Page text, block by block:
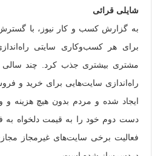
شایلی قرائی
به گزارش کسب و کار نیوز، با گسترش
برای هر کسب‌وکاری سایتی
مشتری بیشتری جذب کرد. چند
راه‌اندازی سایت‌هایی برای خرید و
ایجاد شده و مردم بدون هیچ هزینه و
دست دوم خود را به قیمت دلخواه به
فعالیت برخی سایت‌های غیرمجاز